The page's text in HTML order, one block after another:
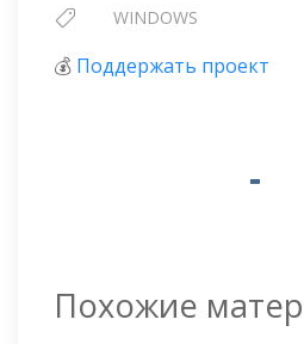
WINDOWS
💰 Поддержать проект
Похожие